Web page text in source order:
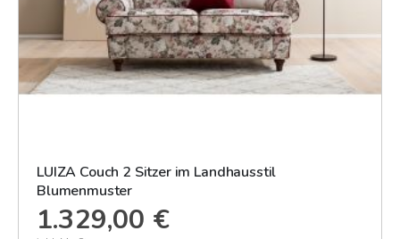
LUIZA Couch 2 Sitzer im Landhausstil
Blumenmuster
1.329,00 €